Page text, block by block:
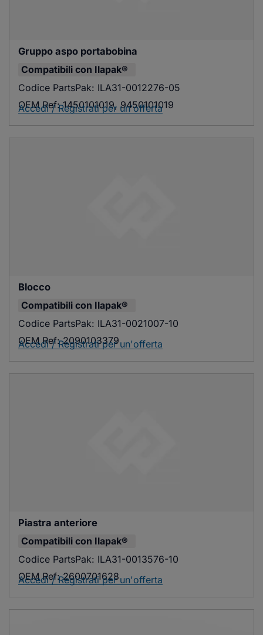
Gruppo aspo portabobina
Compatibili con Ilapak®
Codice PartsPak: ILA31-0012276-05
OEM Ref: 1450101019, 9450101019
Accedi / Registrati per un'offerta
Blocco
Compatibili con Ilapak®
Codice PartsPak: ILA31-0021007-10
OEM Ref: 2090103379
Accedi / Registrati per un'offerta
Piastra anteriore
Compatibili con Ilapak®
Codice PartsPak: ILA31-0013576-10
OEM Ref: 2600701628
Accedi / Registrati per un'offerta